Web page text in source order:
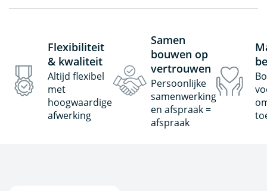
Flexibiliteit
& kwaliteit
Altijd flexibel
met
hoogwaardige
afwerking
Samen
bouwen op
vertrouwen
Persoonlijke
samenwerking
en afspraak =
afspraak